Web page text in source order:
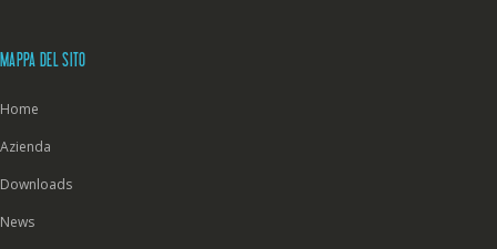
MAPPA DEL SITO
Home
Azienda
Downloads
News